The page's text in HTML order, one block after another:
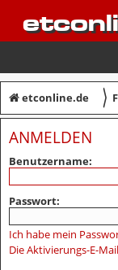
etconline.de 〉
ANMELDEN
Benutzername:
Passwort:
Ich habe mein
Die Aktivierungs-E-